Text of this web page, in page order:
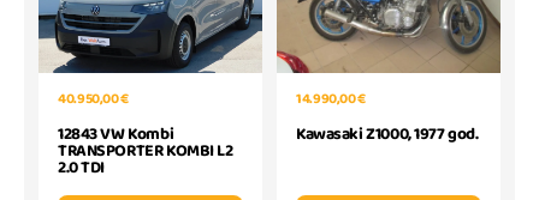
40.950,00 €
12843 VW Kombi
TRANSPORTER KOMBI L2
2.0 TDI
14.990,00 €
Kawasaki Z1000, 1977 god.